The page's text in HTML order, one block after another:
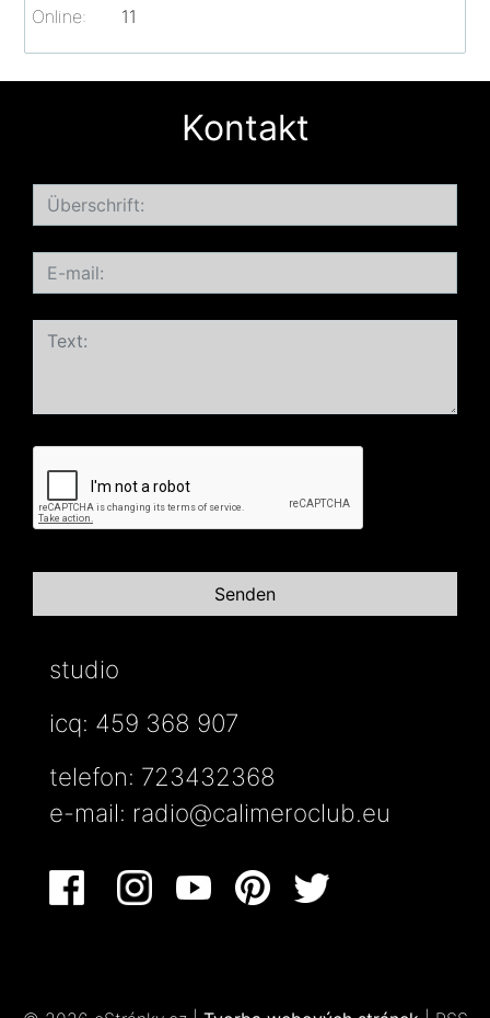
Online: 11
Kontakt
studio
icq: 459 368 907
telefon: 723432368
e-mail: radio@calimeroclub.eu